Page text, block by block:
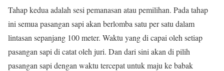
Tahap kedua adalah sesi pemanasan atau pemilihan. Pada tahap
ini semua pasangan sapi akan berlomba satu per satu dalam
lintasan sepanjang 100 meter. Waktu yang di capai oleh setiap
pasangan sapi di catat oleh juri. Dan dari sini akan di pilih
pasangan sapi dengan waktu tercepat untuk maju ke babak